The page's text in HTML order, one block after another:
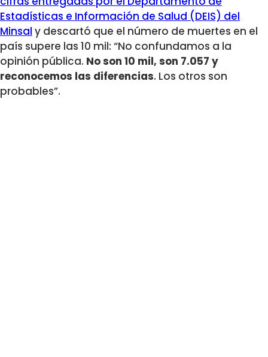
Estadísticas e Información de Salud (DEIS) del
Minsal y descartó que el número de muertes en el
país supere las 10 mil: “No confundamos a la
opinión pública. No son 10 mil, son 7.057 y
reconocemos las diferencias. Los otros son
probables”.